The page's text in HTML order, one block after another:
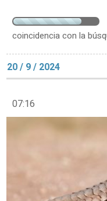
coincidencia con la
20 / 9 / 2024
07:16